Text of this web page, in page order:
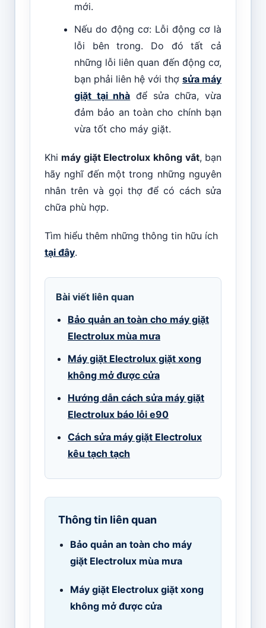
mới.
Nếu do động cơ: Lỗi động cơ là
lỗi bên trong. Do đó tất cả
những lỗi liên quan đến động cơ,
bạn phải liên hệ với thợsửa máy
giặt tại nhà để sửa chữa, vừa
đảm bảo an toàn cho chính bạn
vừa tốt cho máy giặt.
Khi máy giặt Electrolux không vắt, bạn
hãy nghĩ đến một trong những nguyên
nhân trên và gọi thợ để có cách sửa
chữa phù hợp.
Tìm hiểu thêm những thông tin hữu ích
tại đây.
Bài viết liên quan
Bảo quản an toàn cho máy giặt
Electrolux mùa mưa
Máy giặt Electrolux giặt xong
không mở được cửa
Hướng dẫn cách sửa máy giặt
Electrolux báo lỗi e90
Cách sửa máy giặt Electrolux
kêu tạch tạch
Thông tin liên quan
Bảo quản an toàn cho máy
giặt Electrolux mùa mưa
Máy giặt Electrolux giặt xong
không mở được cửa